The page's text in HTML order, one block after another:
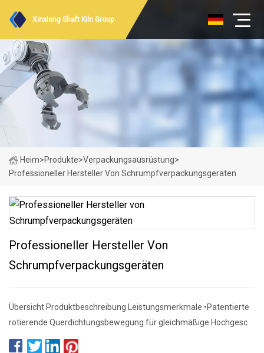
Xinxiang Shaft Kiln Group
Heim>Produkte>Verpackungsausrüstung>
Professioneller Hersteller Von Schrumpfverpackungsgeräten
Professioneller Hersteller Von
Schrumpfverpackungsgeräten
Übersicht Produktbeschreibung Leistungsmerkmale •Patentierte
rotierende Querdichtungsbewegung für gleichmäßige Hochgesc